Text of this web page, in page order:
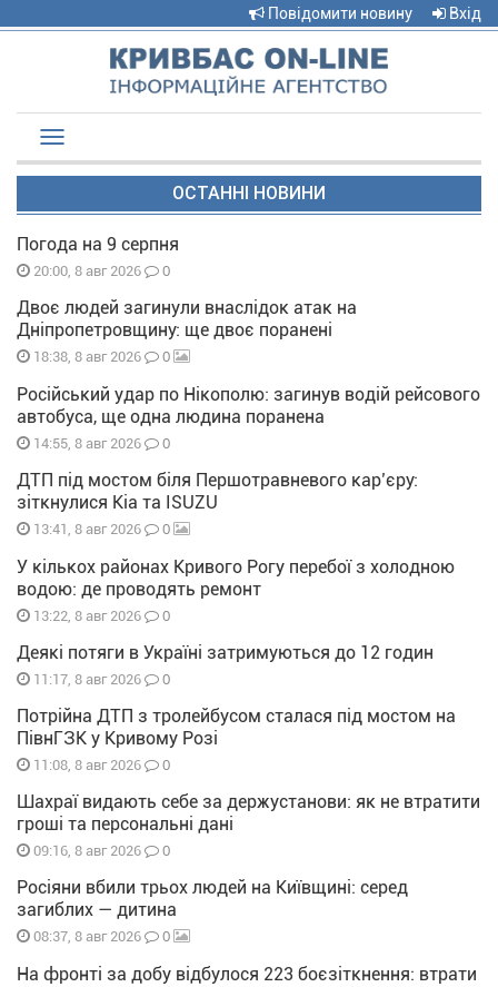
Повідомити новину Вхід
navigation
ОСТАННІ НОВИНИ
Погода на 9 серпня
20:00, 8 авг 2026 0
Двоє людей загинули внаслідок атак на
Дніпропетровщину: ще двоє поранені
18:38, 8 авг 2026 0
Російський удар по Нікополю: загинув водій рейсового
автобуса, ще одна людина поранена
14:55, 8 авг 2026 0
ДТП під мостом біля Першотравневого кар’єру:
зіткнулися Kia та ISUZU
13:41, 8 авг 2026 0
У кількох районах Кривого Рогу перебої з холодною
водою: де проводять ремонт
13:22, 8 авг 2026 0
Деякі потяги в Україні затримуються до 12 годин
11:17, 8 авг 2026 0
Потрійна ДТП з тролейбусом сталася під мостом на
ПівнГЗК у Кривому Розі
11:08, 8 авг 2026 0
Шахраї видають себе за держустанови: як не втратити
гроші та персональні дані
09:16, 8 авг 2026 0
Росіяни вбили трьох людей на Київщині: серед
загиблих — дитина
08:37, 8 авг 2026 0
На фронті за добу відбулося 223 боєзіткнення: втрати